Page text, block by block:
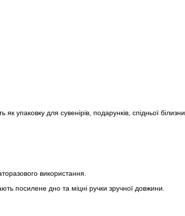
як упаковку для сувенірів, подарунків, спідньої білизни.
використання.
посилене дно та міцні ручки зручної довжини.